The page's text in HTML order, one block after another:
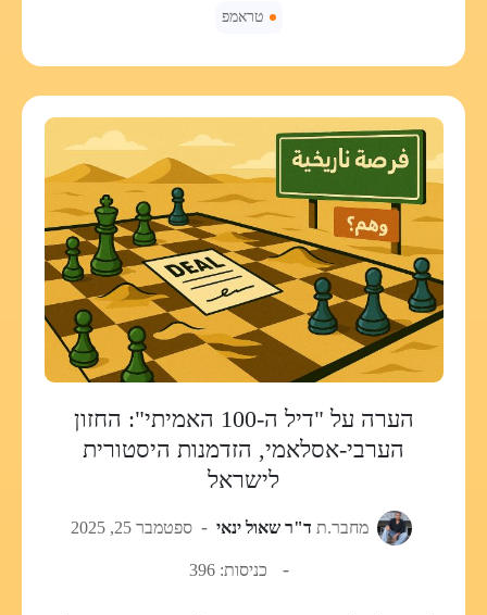
טראמפ
הערה על "דיל ה-100 האמיתי": החזון
הערבי-אסלאמי, הזדמנות היסטורית
לישראל
מחבר.ת ד"ר שאול ינאי ספטמבר 25, 2025
כניסות: 396